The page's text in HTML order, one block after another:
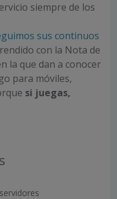
siempre de los
sus continuos
con la Nota de
la que dan a conocer
para móviles,
si juegas,